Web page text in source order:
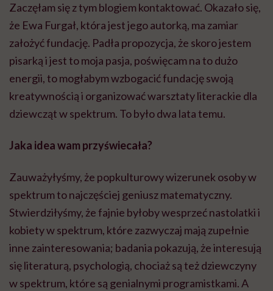
Zaczęłam się z tym blogiem kontaktować. Okazało się,
że Ewa Furgał, która jest jego autorką, ma zamiar
założyć fundację. Padła propozycja, że skoro jestem
pisarką i jest to moja pasja, poświęcam na to dużo
energii, to mogłabym wzbogacić fundację swoją
kreatywnością i organizować warsztaty literackie dla
dziewcząt w spektrum. To było dwa lata temu.
Jaka idea wam przyświecała?
Zauważyłyśmy, że popkulturowy wizerunek osoby w
spektrum to najczęściej geniusz matematyczny.
Stwierdziłyśmy, że fajnie byłoby wesprzeć nastolatki i
kobiety w spektrum, które zazwyczaj mają zupełnie
inne zainteresowania; badania pokazują, że interesują
się literaturą, psychologią, chociaż są też dziewczyny
w spektrum, które są genialnymi programistkami. A